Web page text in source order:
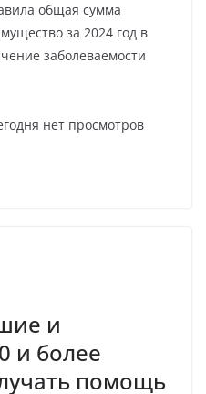
общая сумма
за 2024 год в
заболеваемости
нет просмотров
и
и более
помощь